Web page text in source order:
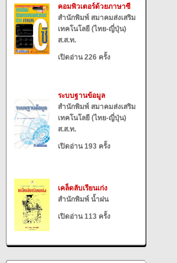
คอมพิวเตอร์ด้วยภาษาซี
สำนักพิมพ์ สมาคมส่งเสริม
เทคโนโลยี (ไทย-ญี่ปุ่น)
ส.ส.ท.
เปิดอ่าน 226 ครั้ง
ระบบฐานข้อมูล
สำนักพิมพ์ สมาคมส่งเสริม
เทคโนโลยี (ไทย-ญี่ปุ่น)
ส.ส.ท.
เปิดอ่าน 193 ครั้ง
เคล็ดลับเรียนเก่ง
สำนักพิมพ์ น้ำฝน
เปิดอ่าน 113 ครั้ง